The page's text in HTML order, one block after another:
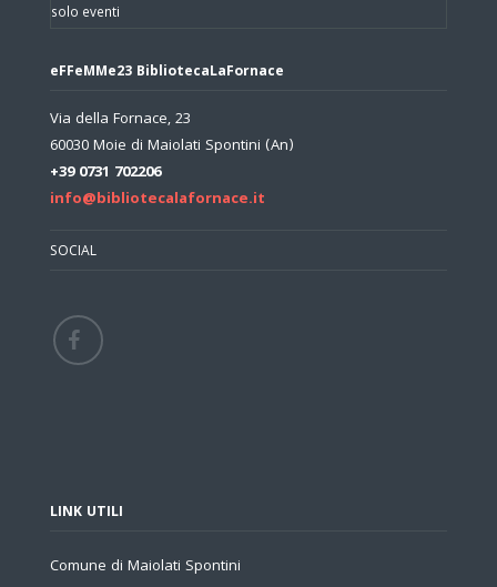
solo eventi
eFFeMMe23 BibliotecaLaFornace
Via della Fornace, 23
60030 Moie di Maiolati Spontini (An)
+39 0731 702206
info@bibliotecalafornace.it
SOCIAL
LINK UTILI
Comune di Maiolati Spontini